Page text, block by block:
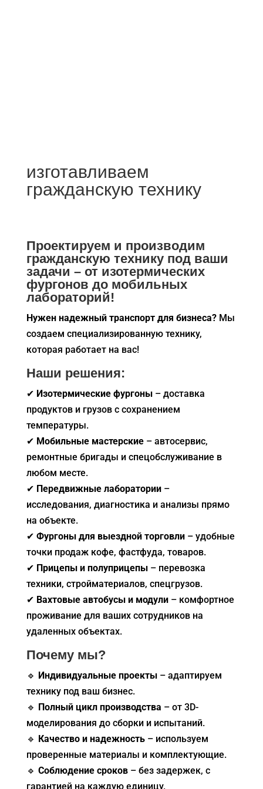
изготавливаем
гражданскую технику
Проектируем и производим
гражданскую технику под ваши
задачи – от изотермических
фургонов до мобильных
лабораторий!
Нужен надежный транспорт для бизнеса? Мы
создаем специализированную технику,
которая работает на вас!
Наши решения:
✔ Изотермические фургоны – доставка
продуктов и грузов с сохранением
температуры.
✔ Мобильные мастерские – автосервис,
ремонтные бригады и спецобслуживание в
любом месте.
✔ Передвижные лаборатории –
исследования, диагностика и анализы прямо
на объекте.
✔ Фургоны для выездной торговли – удобные
точки продаж кофе, фастфуда, товаров.
✔ Прицепы и полуприцепы – перевозка
техники, стройматериалов, спецгрузов.
✔ Вахтовые автобусы и модули – комфортное
проживание для ваших сотрудников на
удаленных объектах.
Почему мы?
🔹 Индивидуальные проекты – адаптируем
технику под ваш бизнес.
🔹 Полный цикл производства – от 3D-
моделирования до сборки и испытаний.
🔹 Качество и надежность – используем
проверенные материалы и комплектующие.
🔹 Соблюдение сроков – без задержек, с
гарантией на каждую единицу.